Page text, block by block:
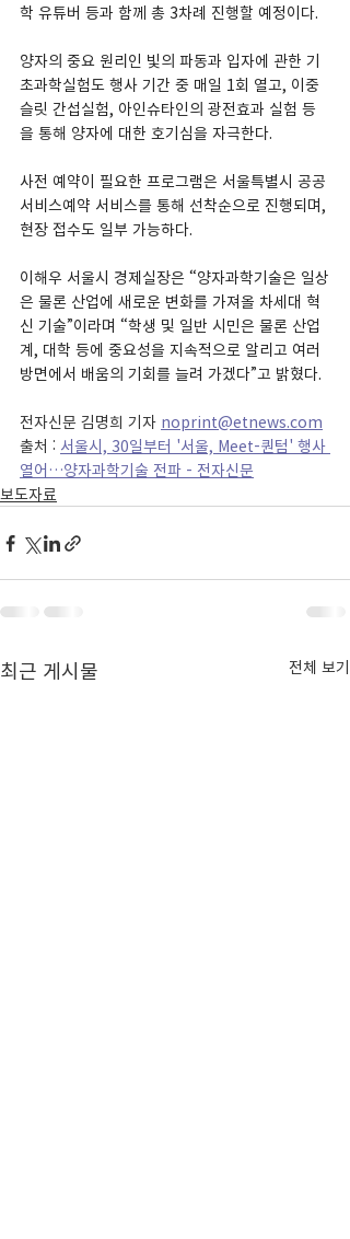
학 유튜버 등과 함께 총 3차례 진행할 예정이다.
양자의 중요 원리인 빛의 파동과 입자에 관한 기
초과학실험도 행사 기간 중 매일 1회 열고, 이중
슬릿 간섭실험, 아인슈타인의 광전효과 실험 등
을 통해 양자에 대한 호기심을 자극한다.
사전 예약이 필요한 프로그램은 서울특별시 공공
서비스예약 서비스를 통해 선착순으로 진행되며,
현장 접수도 일부 가능하다.
이해우 서울시 경제실장은 “양자과학기술은 일상
은 물론 산업에 새로운 변화를 가져올 차세대 혁
신 기술”이라며 “학생 및 일반 시민은 물론 산업
계, 대학 등에 중요성을 지속적으로 알리고 여러
방면에서 배움의 기회를 늘려 가겠다”고 밝혔다.
전자신문 김명희 기자 noprint@etnews.com
출처 : 서울시, 30일부터 '서울, Meet-퀀텀' 행사
열어…양자과학기술 전파 - 전자신문
보도자료
최근 게시물 전체 보기